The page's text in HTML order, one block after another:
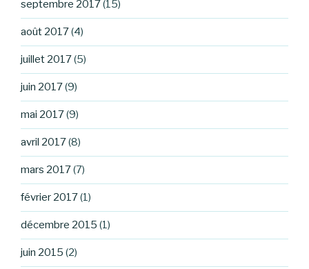
septembre 2017(15)
août 2017(4)
juillet 2017(5)
juin 2017(9)
mai 2017(9)
avril 2017(8)
mars 2017(7)
février 2017(1)
décembre 2015 (1)
juin 2015 (2)